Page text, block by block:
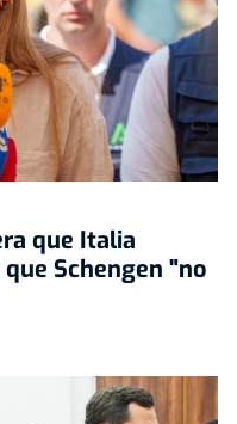
que Italia
Schengen "no